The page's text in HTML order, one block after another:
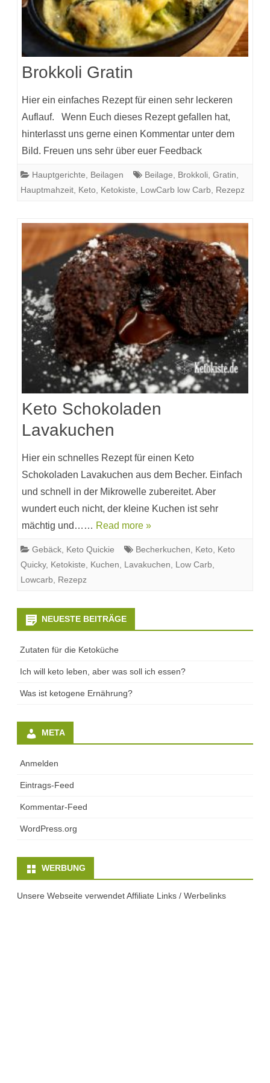
Brokkoli Gratin
Hier ein einfaches Rezept für einen sehr leckeren
Auflauf. Wenn Euch dieses Rezept gefallen hat,
hinterlasst uns gerne einen Kommentar unter dem
Bild. Freuen uns sehr über euer Feedback
Hauptgerichte, Beilagen Beilage, Brokkoli, Gratin,
Hauptmahzeit, Keto, Ketokiste, LowCarb low Carb, Rezepz
Keto Schokoladen
Lavakuchen
Hier ein schnelles Rezept für einen Keto
Schokoladen Lavakuchen aus dem Becher. Einfach
und schnell in der Mikrowelle zubereitet. Aber
wundert euch nicht, der kleine Kuchen ist sehr
mächtig und…… Read more »
Gebäck, Keto Quickie Becherkuchen, Keto, Keto
Quicky, Ketokiste, Kuchen, Lavakuchen, Low Carb,
Lowcarb, Rezepz
NEUESTE BEITRÄGE
Zutaten für die Ketoküche
Ich will keto leben, aber was soll ich essen?
Was ist ketogene Ernährung?
META
Anmelden
Eintrags-Feed
Kommentar-Feed
WordPress.org
WERBUNG
Unsere Webseite verwendet Affiliate Links / Werbelinks